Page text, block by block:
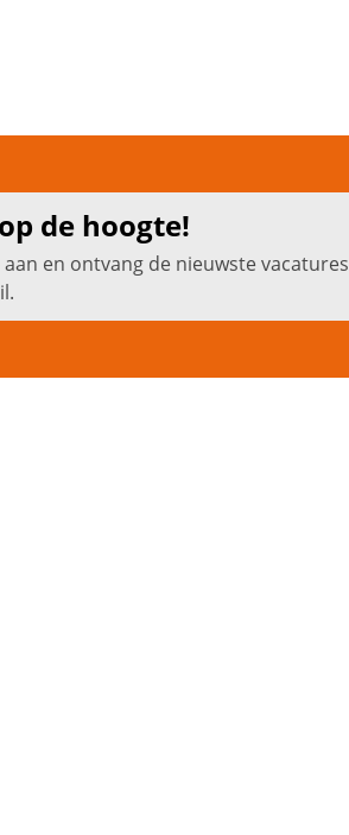
de hoogte!
aan en ontvang de nieuwste vacatures